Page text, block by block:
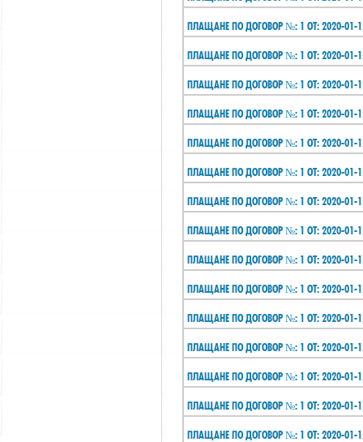
ПЛАЩАНЕ ПО ДОГОВОР №: 1 ОТ: 2020-01-
ПЛАЩАНЕ ПО ДОГОВОР №: 1 ОТ: 2020-01-
ПЛАЩАНЕ ПО ДОГОВОР №: 1 ОТ: 2020-01-
ПЛАЩАНЕ ПО ДОГОВОР №: 1 ОТ: 2020-01-
ПЛАЩАНЕ ПО ДОГОВОР №: 1 ОТ: 2020-01-
ПЛАЩАНЕ ПО ДОГОВОР №: 1 ОТ: 2020-01-
ПЛАЩАНЕ ПО ДОГОВОР №: 1 ОТ: 2020-01-
ПЛАЩАНЕ ПО ДОГОВОР №: 1 ОТ: 2020-01-
ПЛАЩАНЕ ПО ДОГОВОР №: 1 ОТ: 2020-01-
ПЛАЩАНЕ ПО ДОГОВОР №: 1 ОТ: 2020-01-
ПЛАЩАНЕ ПО ДОГОВОР №: 1 ОТ: 2020-01-
ПЛАЩАНЕ ПО ДОГОВОР №: 1 ОТ: 2020-01-
ПЛАЩАНЕ ПО ДОГОВОР №: 1 ОТ: 2020-01-
ПЛАЩАНЕ ПО ДОГОВОР №: 1 ОТ: 2020-01-
ПЛАЩАНЕ ПО ДОГОВОР №: 1 ОТ: 2020-01-